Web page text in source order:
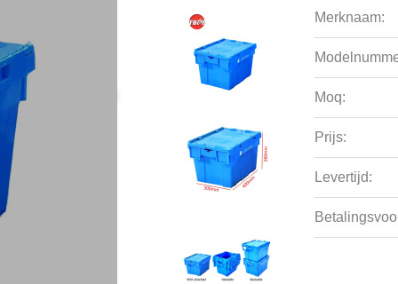
Merknaam:
Moq:
Prijs:
Levertijd: